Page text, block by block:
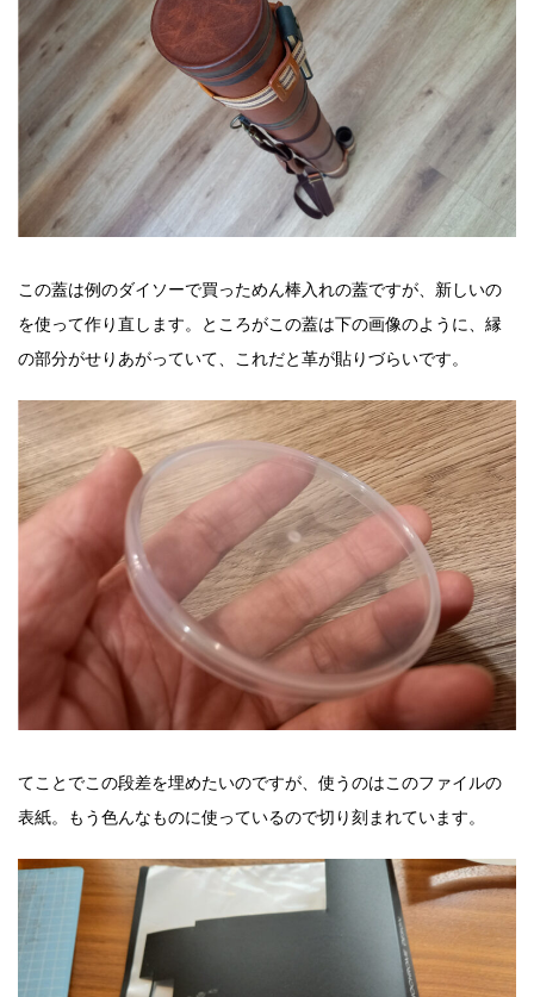
この蓋は例のダイソーで買っためん棒入れの蓋ですが、新しいの
を使って作り直します。ところがこの蓋は下の画像のように、縁
の部分がせりあがっていて、これだと革が貼りづらいです。
てことでこの段差を埋めたいのですが、使うのはこのファイルの
表紙。もう色んなものに使っているので切り刻まれています。